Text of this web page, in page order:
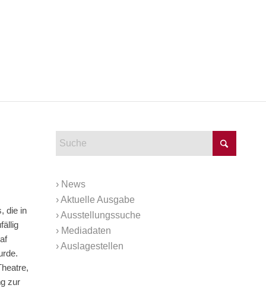
die in
zur
› News
›Aktuelle Ausgabe
›Ausstellungssuche
› Mediadaten
›Auslagestellen